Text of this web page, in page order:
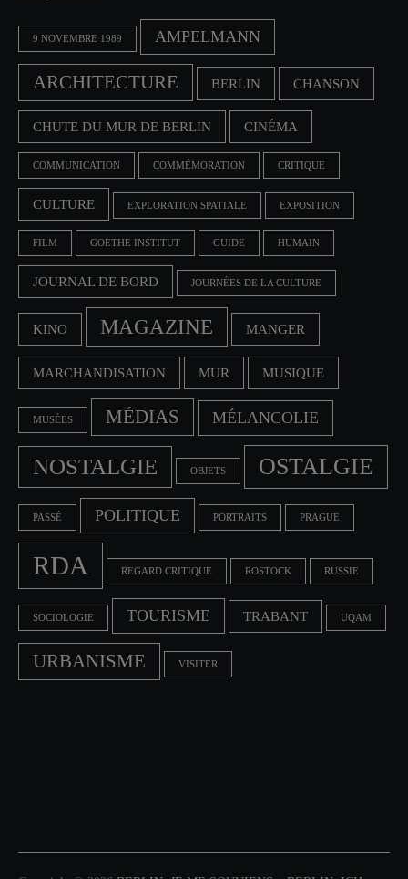
9 NOVEMBRE 1989 AMPELMANN
ARCHITECTURE BERLIN CHANSON
CHUTE DU MUR DE BERLIN CINÉMA
COMMUNICATION COMMÉMORATION CRITIQUE
CULTURE EXPLORATION SPATIALE EXPOSITION
FILM GOETHE INSTITUT GUIDE HUMAIN
JOURNAL DE BORD JOURNÉES DE LA CULTURE
KINO MAGAZINE MANGER
MARCHANDISATION MUR MUSIQUE
MUSÉES MÉDIAS MÉLANCOLIE
NOSTALGIE OBJETS OSTALGIE
PASSÉ POLITIQUE PORTRAITS PRAGUE
RDA REGARD CRITIQUE ROSTOCK RUSSIE
SOCIOLOGIE TOURISME TRABANT UQAM
URBANISME VISITER